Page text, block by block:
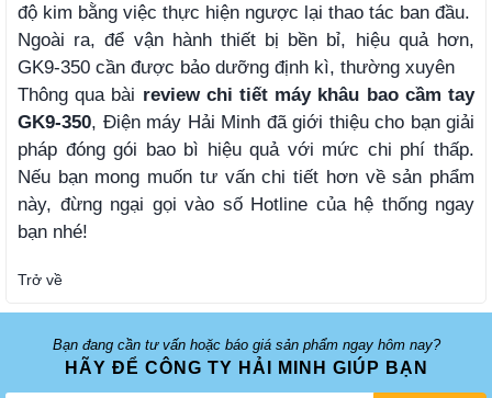
độ kim bằng việc thực hiện ngược lại thao tác ban đầu.
Ngoài ra, để vận hành thiết bị bền bỉ, hiệu quả hơn,
GK9-350 cần được bảo dưỡng định kì, thường xuyên
Thông qua bài review chi tiết máy khâu bao cầm tay
GK9-350, Điện máy Hải Minh đã giới thiệu cho bạn giải
pháp đóng gói bao bì hiệu quả với mức chi phí thấp.
Nếu bạn mong muốn tư vấn chi tiết hơn về sản phẩm
này, đừng ngại gọi vào số Hotline của hệ thống ngay
bạn nhé!
Trở về
Bạn đang cần tư vấn hoặc báo giá sản phẩm ngay hôm nay?
HÃY ĐỂ CÔNG TY HẢI MINH GIÚP BẠN